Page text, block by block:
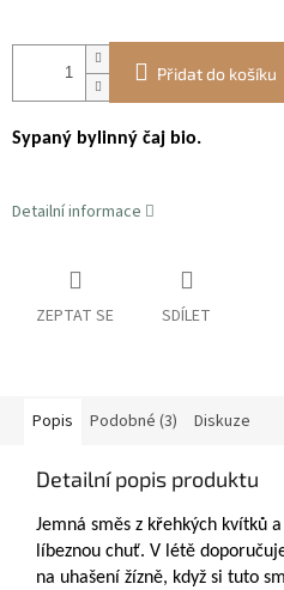
Přidat do košíku
Sypaný bylinný čaj bio.
Detailní informace
ZEPTAT SE SDÍLET
Popis Podobné (3) Diskuze
Detailní popis produktu
Jemná směs z křehkých kvítků
líbeznou chuť. V létě
na uhašení žízně, když si tuto